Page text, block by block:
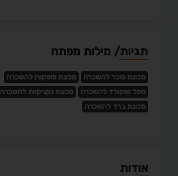
תגיות/ מילות מפתח
מכונת סוכר להשכרה
מכונת פופקורן להשכרה
מפל שוקולד להשכרה
מכונת נקניקיות להשכרה
מכונת ברד להשכרה
אודות